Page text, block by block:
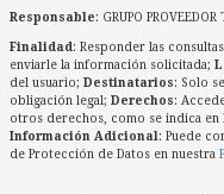
Responsable: GRUPO
Finalidad : Responder las
enviarle la información solicitada;
del usuario; Destinatarios: Solo
obligación legal; Derechos:
otros derechos, como se indica en
Información Adicional : Puede
de Protección de Datos en nuestra